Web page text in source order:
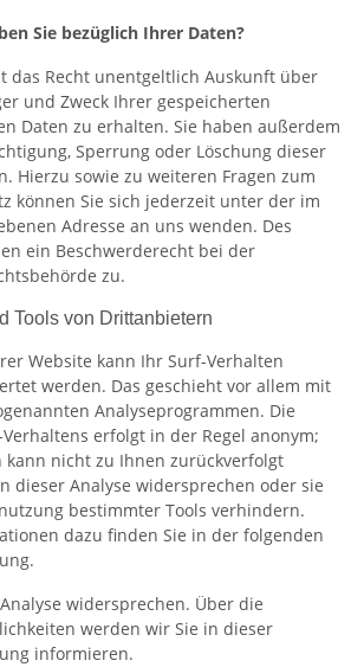
Sie bezüglich Ihrer Daten?
das Recht unentgeltlich Auskunft über
und Zweck Ihrer gespeicherten
Daten zu erhalten. Sie haben außerdem
Sperrung oder Löschung dieser
Hierzu sowie zu weiteren Fragen zum
können Sie sich jederzeit unter der im
Adresse an uns wenden. Des
ein Beschwerderecht bei der
zu.
Tools von Drittanbietern
Website kann Ihr Surf-Verhalten
werden. Das geschieht vor allem mit
Analyseprogrammen. Die
erfolgt in der Regel anonym;
kann nicht zu Ihnen zurückverfolgt
dieser Analyse widersprechen oder sie
bestimmter Tools verhindern.
dazu finden Sie in der folgenden
widersprechen. Über die
werden wir Sie in dieser
informieren.